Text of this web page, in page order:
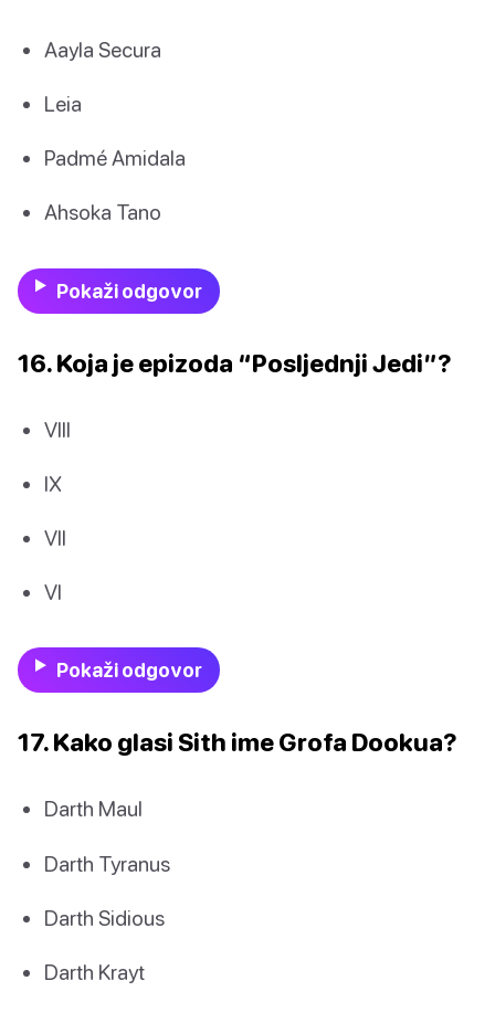
Aayla Secura
Leia
Padmé Amidala
Ahsoka Tano
Pokaži odgovor
16. Koja je epizoda “Posljednji Jedi”?
VIII
IX
VII
VI
Pokaži odgovor
17. Kako glasi Sith ime Grofa Dookua?
Darth Maul
Darth Tyranus
Darth Sidious
Darth Krayt